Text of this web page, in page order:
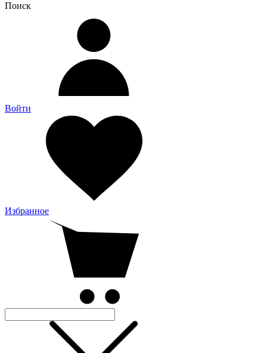
Поиск
Войти
Избранное